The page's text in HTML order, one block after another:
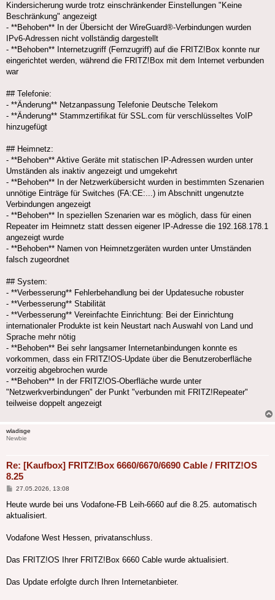
Kindersicherung wurde trotz einschränkender Einstellungen "Keine
Beschränkung" angezeigt
- **Behoben** In der Übersicht der WireGuard®-Verbindungen wurden
IPv6-Adressen nicht vollständig dargestellt
- **Behoben** Internetzugriff (Fernzugriff) auf die FRITZ!Box konnte nur
eingerichtet werden, während die FRITZ!Box mit dem Internet verbunden
war
## Telefonie:
- **Änderung** Netzanpassung Telefonie Deutsche Telekom
- **Änderung** Stammzertifikat für SSL.com für verschlüsseltes VoIP
hinzugefügt
## Heimnetz:
- **Behoben** Aktive Geräte mit statischen IP-Adressen wurden unter
Umständen als inaktiv angezeigt und umgekehrt
- **Behoben** In der Netzwerkübersicht wurden in bestimmten Szenarien
unnötige Einträge für Switches (FA:CE:...) im Abschnitt ungenutzte
Verbindungen angezeigt
- **Behoben** In speziellen Szenarien war es möglich, dass für einen
Repeater im Heimnetz statt dessen eigener IP-Adresse die 192.168.178.1
angezeigt wurde
- **Behoben** Namen von Heimnetzgeräten wurden unter Umständen
falsch zugeordnet
## System:
- **Verbesserung** Fehlerbehandlung bei der Updatesuche robuster
- **Verbesserung** Stabilität
- **Verbesserung** Vereinfachte Einrichtung: Bei der Einrichtung
internationaler Produkte ist kein Neustart nach Auswahl von Land und
Sprache mehr nötig
- **Behoben** Bei sehr langsamer Internetanbindungen konnte es
vorkommen, dass ein FRITZ!OS-Update über die Benutzeroberfläche
vorzeitig abgebrochen wurde
- **Behoben** In der FRITZ!OS-Oberfläche wurde unter
"Netzwerkverbindungen" der Punkt "verbunden mit FRITZ!Repeater"
teilweise doppelt angezeigt
wladisge
Newbie
Re: [Kaufbox] FRITZ!Box 6660/6670/6690 Cable / FRITZ!OS
8.25
Beitrag
27.05.2026, 13:08
Heute wurde bei uns Vodafone-FB Leih-6660 auf die 8.25. automatisch
aktualisiert.
Vodafone West Hessen, privatanschluss.
Das FRITZ!OS Ihrer FRITZ!Box 6660 Cable wurde aktualisiert.
Das Update erfolgte durch Ihren Internetanbieter.